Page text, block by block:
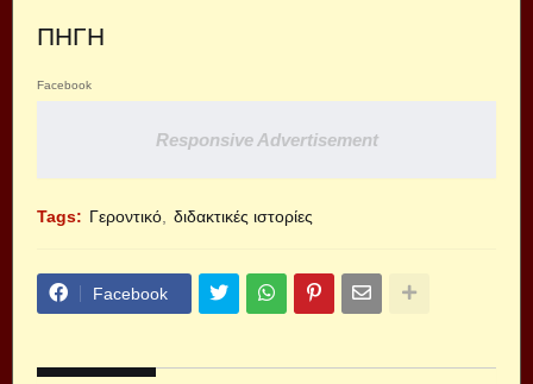
ΠΗΓΗ
Facebook
Responsive Advertisement
Tags: Γεροντικό διδακτικές ιστορίες
Facebook